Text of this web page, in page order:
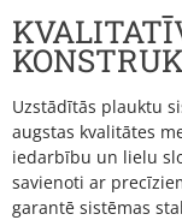
Uzstādītās plauktu
augstas kvalitātes
iedarbību un lielu
savienoti ar
garantē sistēmas